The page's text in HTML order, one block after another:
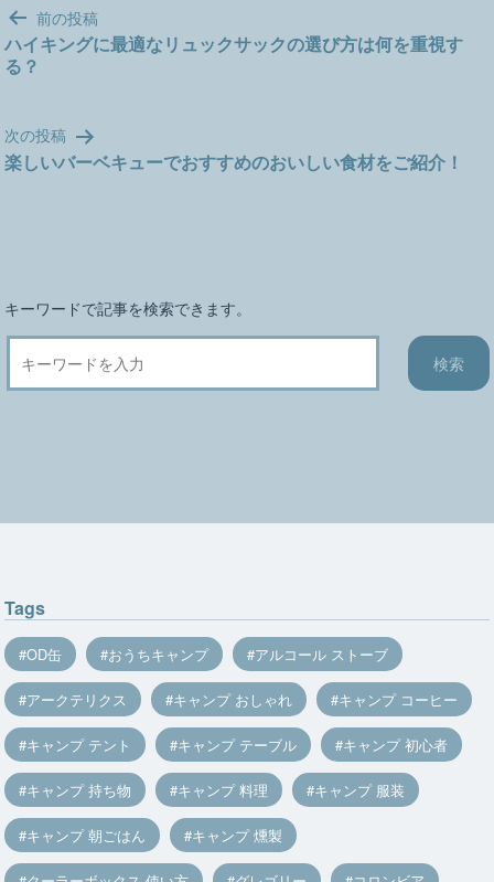
投
稿
ナ
ゲ
ー
シ
前の投稿
ハイキングに最適なリュックサックの選び方は何を重視す
る？
次の投稿
楽しいバーベキューでおすすめのおいしい食材をご紹介！
キーワードで記事を検索できます。
Tags
OD缶 おうちキャンプ アルコール ストーブ
アークテリクス キャンプ おしゃれ キャンプ コーヒー
キャンプ テント キャンプ テーブル キャンプ 初心者
キャンプ 持ち物 キャンプ 料理 キャンプ 服装
キャンプ 朝ごはん キャンプ 燻製